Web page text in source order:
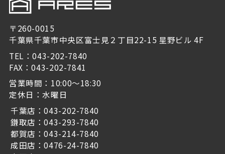
〒260-0015
千葉県千葉市中央区富士見２丁目22-15 星野ビル 4F
TEL：043-202-7840
FAX：043-202-7841
営業時間：10:00～18:30
定休日：水曜日
千葉店：043-202-7840
鎌取店：043-293-7840
都賀店：043-214-7840
成田店：0476-24-7840